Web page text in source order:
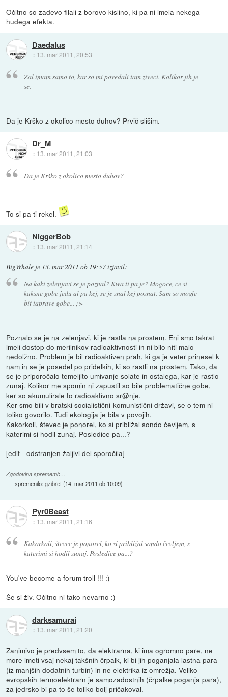
Očitno so zadevo filali z borovo kislino, ki pa ni imela nekega
hudega efekta.
Daedalus
:: 13. mar 2011, 20:53
Zal imam samo to, kar so mi povedali tam ziveci. Kolikor jih je
se.
Da je Krško z okolico mesto duhov? Prvič slišim.
Dr_M
:: 13. mar 2011, 21:03
Da je Krško z okolico mesto duhov?
To si pa ti rekel.
NiggerBob
:: 13. mar 2011, 21:14
BigWhale je 13. mar 2011 ob 19:57izjavil:
Na kaki zelenjavi se je poznal? Kwa ti pa je? Mogoce, ce si
kaksne gobe jedu al pa kej, se je znal kej poznat. Sam so mogle
bit taprave gobe... ;>
Poznalo se je na zelenjavi, ki je rastla na prostem. Eni smo takrat
imeli dostop do merilnikov radioaktivnosti in ni bilo niti malo
nedolžno. Problem je bil radioaktiven prah, ki ga je veter prinesel k
nam in se je posedel po pridelkih, ki so rastli na prostem. Tako, da
se je priporočalo temeljito umivanje solate in ostalega, kar je rastlo
zunaj. Kolikor me spomin ni zapustil so bile problematične gobe,
ker so akumulirale to radioaktivno sr@nje.
Ker smo bili v bratski socialistični-komunistični državi, se o tem ni
toliko govorilo. Tudi ekologija je bila v povojih.
Kakorkoli, števec je ponorel, ko si približal sondo čevljem, s
katerimi si hodil zunaj. Posledice pa...?
[edit - odstranjen žaljivi del sporočila]
Zgodovina sprememb…
spremenilo:gzibret(14. mar 2011 ob 10:09)
Pyr0Beast
:: 13. mar 2011, 21:16
Kakorkoli, števec je ponorel, ko si približal sondo čevljem, s
katerimi si hodil zunaj. Posledice pa...?
You've become a forum troll !!! :)
Še si živ. Očitno ni tako nevarno :)
darksamurai
:: 13. mar 2011, 21:20
Zanimivo je predvsem to, da elektrarna, ki ima ogromno pare, ne
more imeti vsaj nekaj takšnih črpalk, ki bi jih poganjala lastna para
(iz manjših dodatnih turbin) in ne elektrika iz omrežja. Veliko
evropskih termoelektrarn je samozadostnih (črpalke poganja para),
za jedrsko bi pa to še toliko bolj pričakoval.